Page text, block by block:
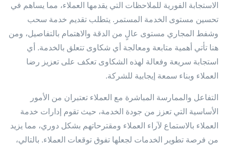
الاستجابة الفورية للملاحظات التي يقدمها العملاء، مما يساهم في
تحسين مستوى الخدمة المستمر. يتطلب تقديم خدمة سحب
وشفط المجاري مستوى عالٍ من الدقة والاهتمام بالتفاصيل، ومن
هنا تأتي أهمية متابعة ومعالجة أي شكاوى تتعلق بالخدمة. أي
استجابة سريعة وفعالة لهذه الشكاوى تعكف على تعزيز رضا
العملاء وبناء سمعة إيجابية للشركة.
التفاعل والممارسة المباشرة مع العملاء تعتبران من الأمور
الأساسية التي تعزز من جودة الخدمة، حيث تقوم إدارات خدمة
العملاء بالاستماع لآراء العملاء ومقترحاتهم بشكل دوري، مما يزيد
من فرصة تطوير الخدمات لجعلها تفوق توقعات العملاء. بالتالي،